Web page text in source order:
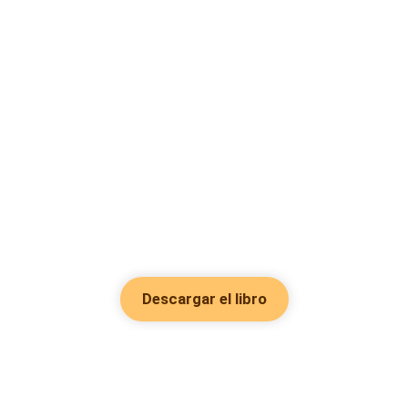
Descargar el libro